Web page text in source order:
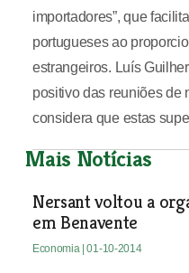
importadores”, que
portugueses ao
estrangeiros. Luís
positivo das reuniões de
considera que estas
Mais Notícias
Nersant voltou a
em Benavente
Economia | 01-10-2014